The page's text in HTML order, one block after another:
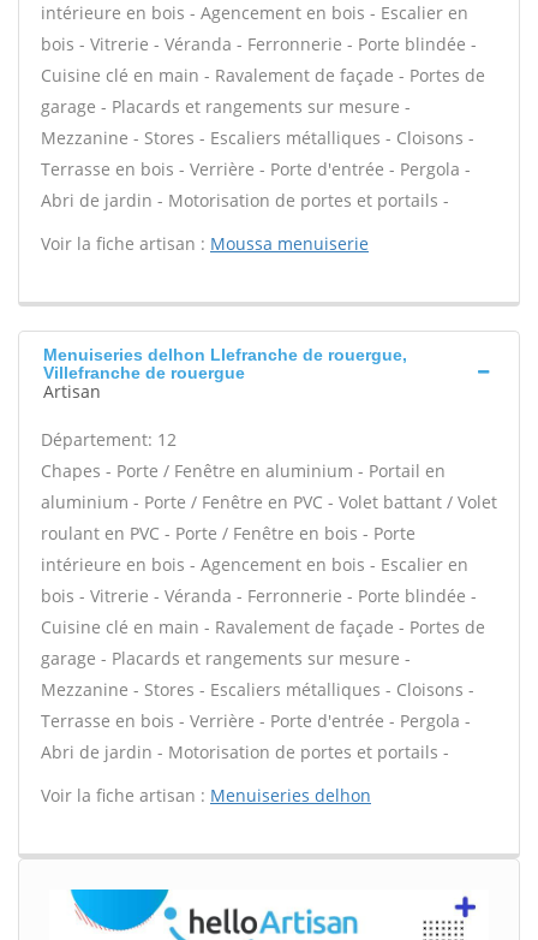
intérieure en bois - Agencement en bois - Escalier en
bois - Vitrerie - Véranda - Ferronnerie - Porte blindée -
Cuisine clé en main - Ravalement de façade - Portes de
garage - Placards et rangements sur mesure -
Mezzanine - Stores - Escaliers métalliques - Cloisons -
Terrasse en bois - Verrière - Porte d'entrée - Pergola -
Abri de jardin - Motorisation de portes et portails -
Voir la fiche artisan : Moussa menuiserie
Menuiseries delhon Llefranche de rouergue,
Villefranche de rouergue
Artisan
Département: 12
Chapes - Porte / Fenêtre en aluminium - Portail en
aluminium - Porte / Fenêtre en PVC - Volet battant / Volet
roulant en PVC - Porte / Fenêtre en bois - Porte
intérieure en bois - Agencement en bois - Escalier en
bois - Vitrerie - Véranda - Ferronnerie - Porte blindée -
Cuisine clé en main - Ravalement de façade - Portes de
garage - Placards et rangements sur mesure -
Mezzanine - Stores - Escaliers métalliques - Cloisons -
Terrasse en bois - Verrière - Porte d'entrée - Pergola -
Abri de jardin - Motorisation de portes et portails -
Voir la fiche artisan : Menuiseries delhon